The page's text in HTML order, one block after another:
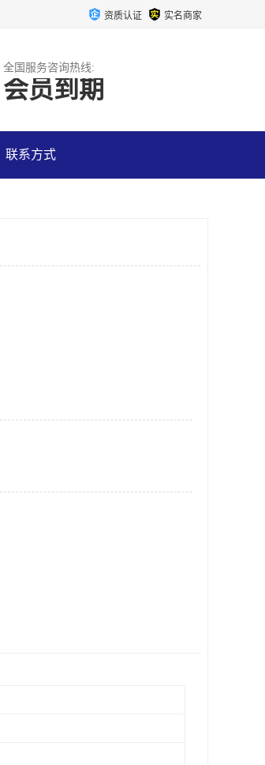
资质认证 实名商家
全国服务咨询热线:
会员到期
联系方式